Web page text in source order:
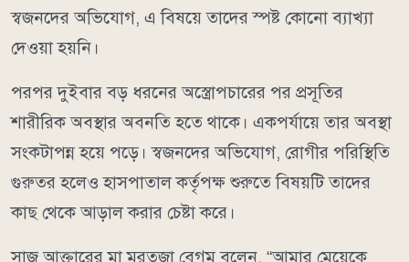
স্বজনদের অভিযোগ, এ বিষয়ে তাদের স্পষ্ট কোনো ব্যাখ্যা
দেওয়া হয়নি।
পরপর দুইবার বড় ধরনের অস্ত্রোপচারের পর প্রসূতির
শারীরিক অবস্থার অবনতি হতে থাকে। একপর্যায়ে তার অবস্থা
সংকটাপন্ন হয়ে পড়ে। স্বজনদের অভিযোগ, রোগীর পরিস্থিতি
গুরুতর হলেও হাসপাতাল কর্তৃপক্ষ শুরুতে বিষয়টি তাদের
কাছ থেকে আড়াল করার চেষ্টা করে।
সাজু আক্তারের মা মরতুজা বেগম বলেন, “আমার মেয়েকে